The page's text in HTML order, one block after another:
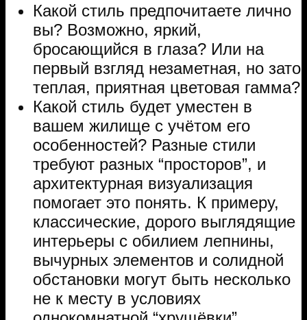
Какой стиль предпочитаете лично
вы? Возможно, яркий,
бросающийся в глаза? Или на
первый взгляд незаметная, но зато
теплая, приятная цветовая гамма?
Какой стиль будет уместен в
вашем жилище с учётом его
особенностей? Разные стили
требуют разных “просторов”, и
архитектурная визуализация
помогает это понять. К примеру,
классические, дорого выглядящие
интерьеры с обилием лепнины,
вычурных элементов и солидной
обстановки могут быть несколько
не к месту в условиях